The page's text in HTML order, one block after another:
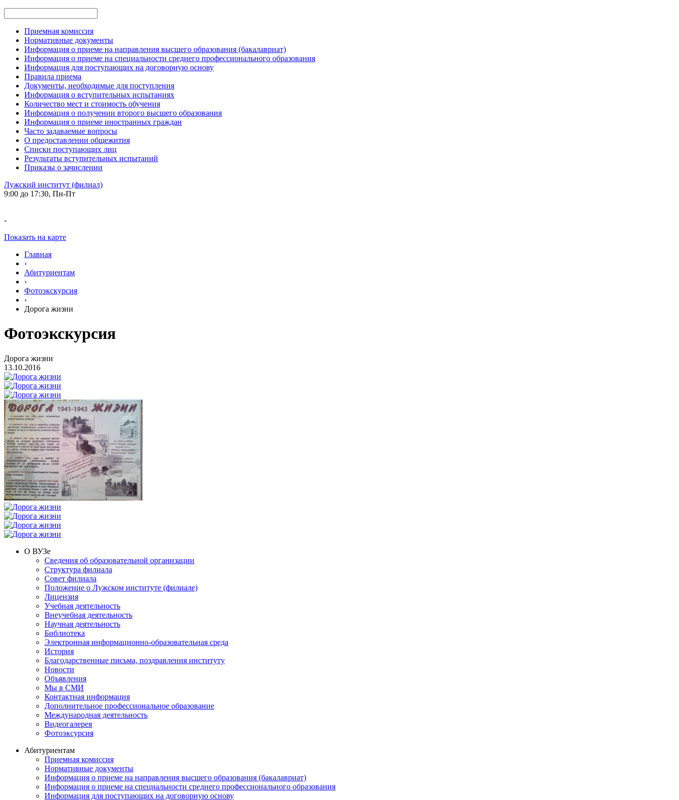
Приемная комиссия
Нормативные документы
Информация о приеме на направления высшего образования (бакалавриат)
Информация о приеме на специальности среднего профессионального образования
Информация для поступающих на договорную основу
Правила приема
Документы, необходимые для поступления
Информация о вступительных испытаниях
Количество мест и стоимость обучения
Информация о получении второго высшего образования
Информация о приеме иностранных граждан
Часто задаваемые вопросы
О предоставлении общежития
Списки поступающих лиц
Результаты вступительных испытаний
Приказы о зачислении
Лужский институт (филиал)
9:00 до 17:30, Пн-Пт
-
Показать на карте
Главная
›
Абитуриентам
›
Фотоэкскурсия
›
Дорога жизни
Фотоэкскурсия
Дорога жизни
13.10.2016
О ВУЗе
Сведения об образовательной организации
Структура филиала
Совет филиала
Положение о Лужском институте (филиале)
Лицензия
Учебная деятельность
Внеучебная деятельность
Научная деятельность
Библиотека
Электронная информационно-образовательная среда
История
Благодарственные письма, поздравления институту
Новости
Объявления
Мы в СМИ
Контактная информация
Дополнительное профессиональное образование
Международная деятельность
Видеогалерея
Фотоэксурсия
Абитуриентам
Приемная комиссия
Нормативные документы
Информация о приеме на направления высшего образования (бакалавриат)
Информация о приеме на специальности среднего профессионального образования
Информация для поступающих на договорную основу